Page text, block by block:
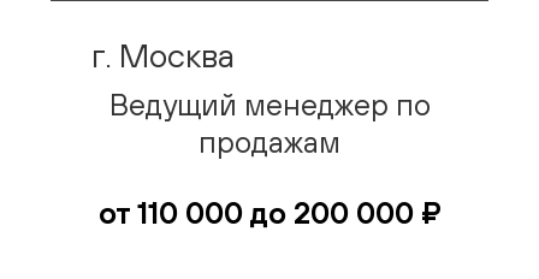
Пуфы и банкетки
Ведущий менеджер по
продажам
г. Москва
от 110 000 до 200 000 ₽